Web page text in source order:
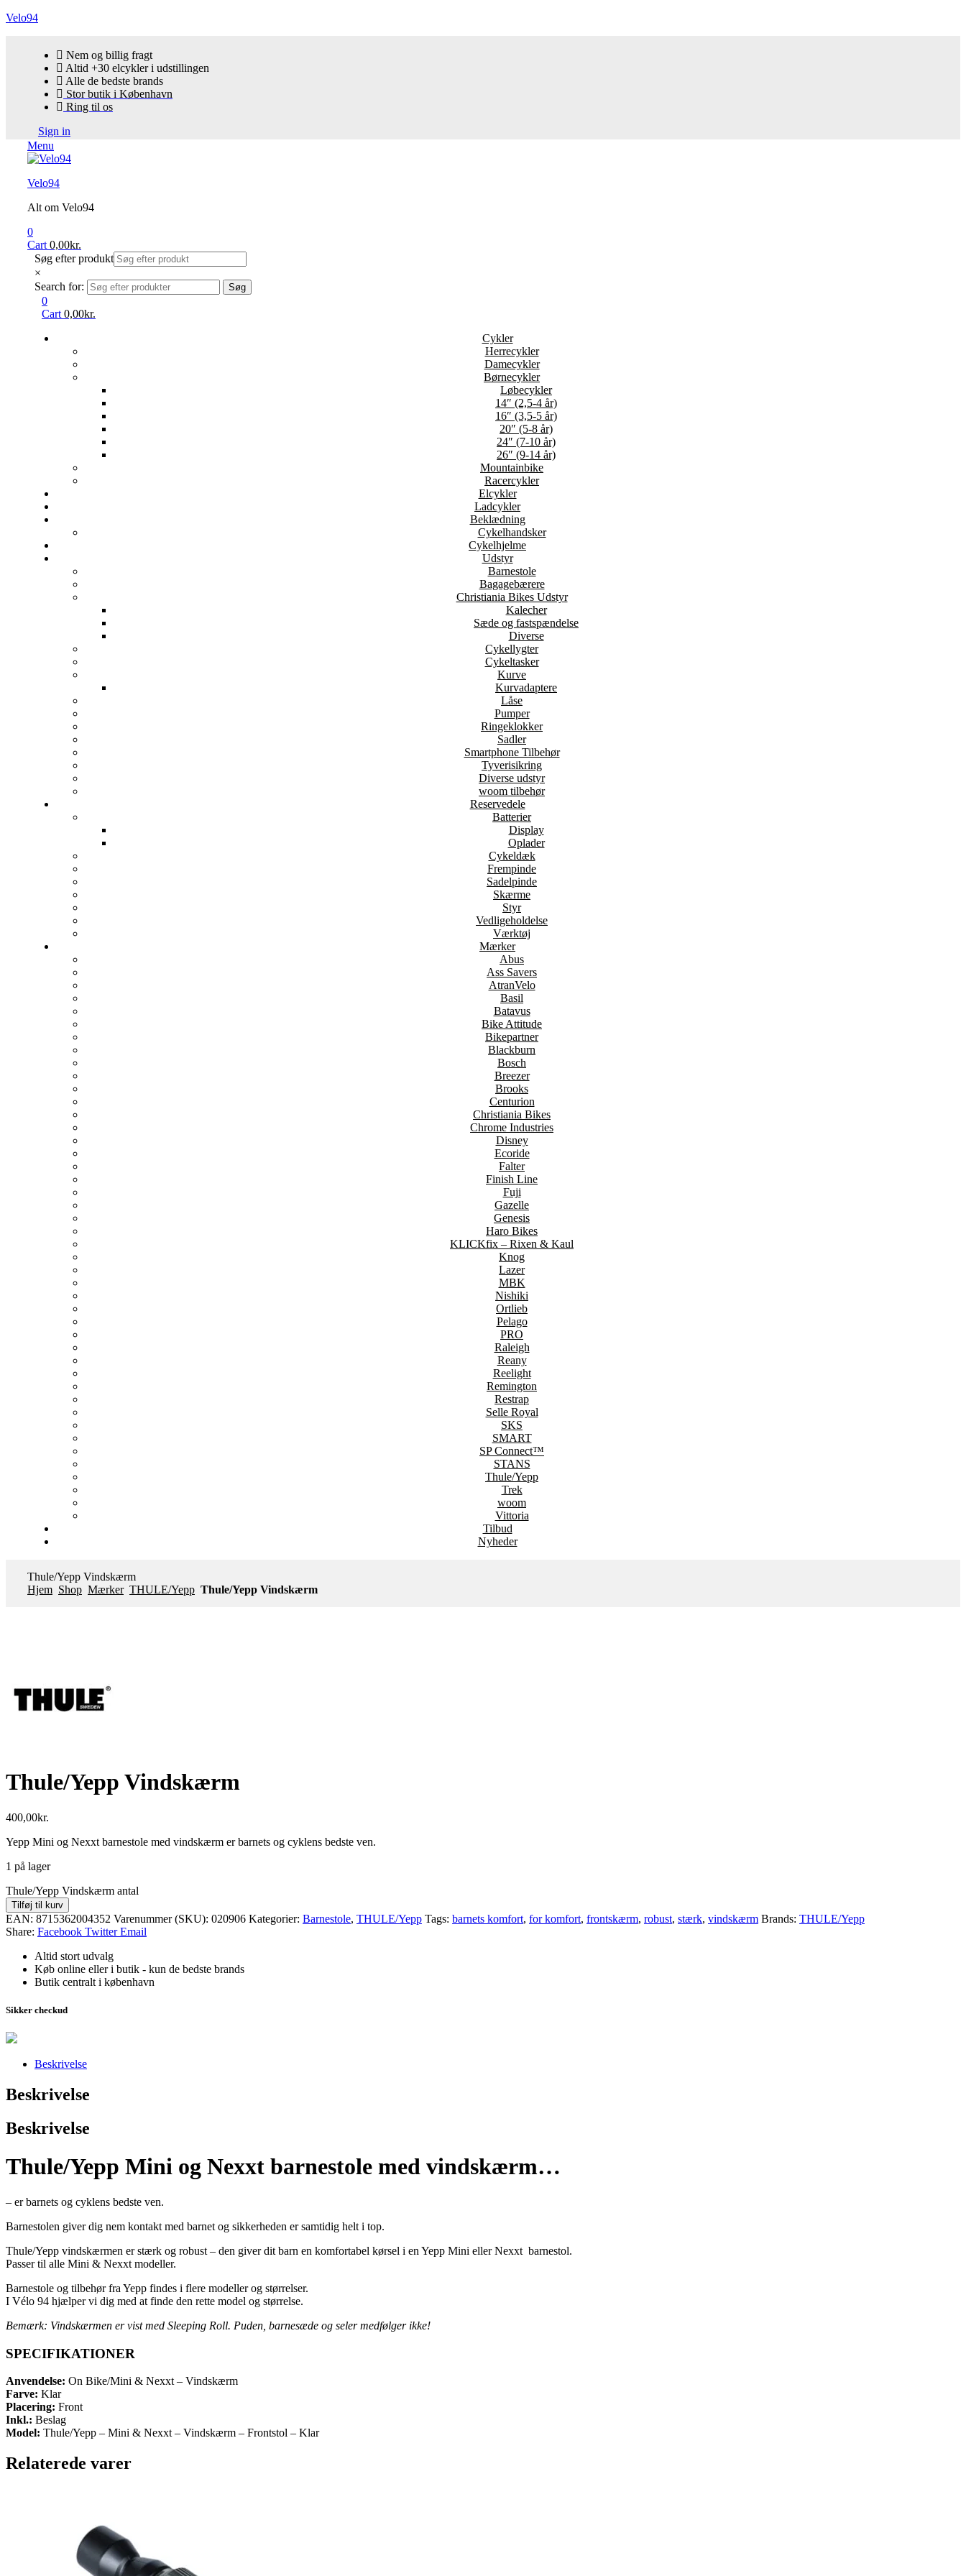
Velo94
Nem og billig fragt
Altid +30 elcykler i udstillingen
Alle de bedste brands
Stor butik i København
Ring til os
Sign in
Menu
Velo94
Alt om Velo94
0
Cart 0,00kr.
Søg efter produkt
×
Search for:
Søg
0
Cart 0,00kr.
Cykler
Herrecykler
Damecykler
Børnecykler
Løbecykler
14″ (2,5-4 år)
16″ (3,5-5 år)
20″ (5-8 år)
24″ (7-10 år)
26″ (9-14 år)
Mountainbike
Racercykler
Elcykler
Ladcykler
Beklædning
Cykelhandsker
Cykelhjelme
Udstyr
Barnestole
Bagagebærere
Christiania Bikes Udstyr
Kalecher
Sæde og fastspændelse
Diverse
Cykellygter
Cykeltasker
Kurve
Kurvadaptere
Låse
Pumper
Ringeklokker
Sadler
Smartphone Tilbehør
Tyverisikring
Diverse udstyr
woom tilbehør
Reservedele
Batterier
Display
Oplader
Cykeldæk
Frempinde
Sadelpinde
Skærme
Styr
Vedligeholdelse
Værktøj
Mærker
Abus
Ass Savers
AtranVelo
Basil
Batavus
Bike Attitude
Bikepartner
Blackburn
Bosch
Breezer
Brooks
Centurion
Christiania Bikes
Chrome Industries
Disney
Ecoride
Falter
Finish Line
Fuji
Gazelle
Genesis
Haro Bikes
KLICKfix – Rixen & Kaul
Knog
Lazer
MBK
Nishiki
Ortlieb
Pelago
PRO
Raleigh
Reany
Reelight
Remington
Restrap
Selle Royal
SKS
SMART
SP Connect™
STANS
Thule/Yepp
Trek
woom
Vittoria
Tilbud
Nyheder
Thule/Yepp Vindskærm
Hjem Shop Mærker THULE/Yepp Thule/Yepp Vindskærm
Thule/Yepp Vindskærm
400,00kr.
Yepp Mini og Nexxt barnestole med vindskærm er barnets og cyklens bedste ven.
1 på lager
Thule/Yepp Vindskærm antal
Tilføj til kurv
EAN: 8715362004352 Varenummer (SKU): 020906 Kategorier: Barnestole, THULE/Yepp Tags: barnets komfort, for komfort, frontskærm, robust, stærk, vindskærm Brands: THULE/Yepp
Share: Facebook Twitter Email
Altid stort udvalg
Køb online eller i butik - kun de bedste brands
Butik centralt i københavn
Sikker checkud
Beskrivelse
Beskrivelse
Beskrivelse
Thule/Yepp Mini og Nexxt barnestole med vindskærm…
– er barnets og cyklens bedste ven.
Barnestolen giver dig nem kontakt med barnet og sikkerheden er samtidig helt i top.
Thule/Yepp vindskærmen er stærk og robust – den giver dit barn en komfortabel kørsel i en Yepp Mini eller Nexxt barnestol.
Passer til alle Mini & Nexxt modeller.
Barnestole og tilbehør fra Yepp findes i flere modeller og størrelser.
I Vélo 94 hjælper vi dig med at finde den rette model og størrelse.
Bemærk: Vindskærmen er vist med Sleeping Roll. Puden, barnesæde og seler medfølger ikke!
SPECIFIKATIONER
Anvendelse: On Bike/Mini & Nexxt – Vindskærm
Farve: Klar
Placering: Front
Inkl.: Beslag
Model: Thule/Yepp – Mini & Nexxt – Vindskærm – Frontstol – Klar
Relaterede varer